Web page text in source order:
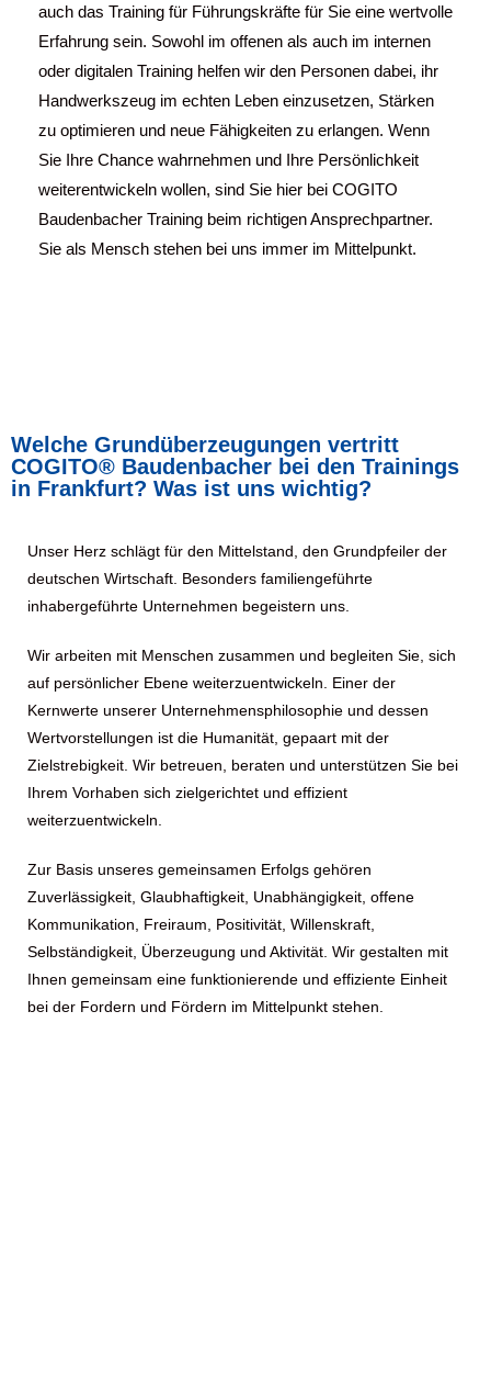
auch das Training für Führungskräfte für Sie eine wertvolle
Erfahrung sein. Sowohl im offenen als auch im internen
oder digitalen Training helfen wir den Personen dabei, ihr
Handwerkszeug im echten Leben einzusetzen, Stärken
zu optimieren und neue Fähigkeiten zu erlangen. Wenn
Sie Ihre Chance wahrnehmen und Ihre Persönlichkeit
weiterentwickeln wollen, sind Sie hier bei COGITO
Baudenbacher Training beim richtigen Ansprechpartner.
Sie als Mensch stehen bei uns immer im Mittelpunkt.
Welche Grundüberzeugungen vertritt
COGITO® Baudenbacher bei den Trainings
in Frankfurt? Was ist uns wichtig?
Unser Herz schlägt für den Mittelstand, den Grundpfeiler der
deutschen Wirtschaft. Besonders familiengeführte
inhabergeführte Unternehmen begeistern uns.
Wir arbeiten mit Menschen zusammen und begleiten Sie, sich
auf persönlicher Ebene weiterzuentwickeln. Einer der
Kernwerte unserer Unternehmensphilosophie und dessen
Wertvorstellungen ist die Humanität, gepaart mit der
Zielstrebigkeit. Wir betreuen, beraten und unterstützen Sie bei
Ihrem Vorhaben sich zielgerichtet und effizient
weiterzuentwickeln.
Zur Basis unseres gemeinsamen Erfolgs gehören
Zuverlässigkeit, Glaubhaftigkeit, Unabhängigkeit, offene
Kommunikation, Freiraum, Positivität, Willenskraft,
Selbständigkeit, Überzeugung und Aktivität. Wir gestalten mit
Ihnen gemeinsam eine funktionierende und effiziente Einheit
bei der Fordern und Fördern im Mittelpunkt stehen.